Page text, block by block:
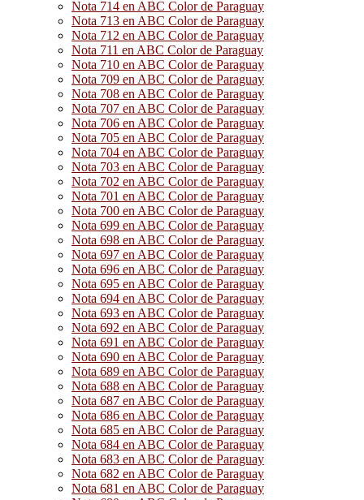
Nota 714 en ABC Color de Paraguay
Nota 713 en ABC Color de Paraguay
Nota 712 en ABC Color de Paraguay
Nota 711 en ABC Color de Paraguay
Nota 710 en ABC Color de Paraguay
Nota 709 en ABC Color de Paraguay
Nota 708 en ABC Color de Paraguay
Nota 707 en ABC Color de Paraguay
Nota 706 en ABC Color de Paraguay
Nota 705 en ABC Color de Paraguay
Nota 704 en ABC Color de Paraguay
Nota 703 en ABC Color de Paraguay
Nota 702 en ABC Color de Paraguay
Nota 701 en ABC Color de Paraguay
Nota 700 en ABC Color de Paraguay
Nota 699 en ABC Color de Paraguay
Nota 698 en ABC Color de Paraguay
Nota 697 en ABC Color de Paraguay
Nota 696 en ABC Color de Paraguay
Nota 695 en ABC Color de Paraguay
Nota 694 en ABC Color de Paraguay
Nota 693 en ABC Color de Paraguay
Nota 692 en ABC Color de Paraguay
Nota 691 en ABC Color de Paraguay
Nota 690 en ABC Color de Paraguay
Nota 689 en ABC Color de Paraguay
Nota 688 en ABC Color de Paraguay
Nota 687 en ABC Color de Paraguay
Nota 686 en ABC Color de Paraguay
Nota 685 en ABC Color de Paraguay
Nota 684 en ABC Color de Paraguay
Nota 683 en ABC Color de Paraguay
Nota 682 en ABC Color de Paraguay
Nota 681 en ABC Color de Paraguay